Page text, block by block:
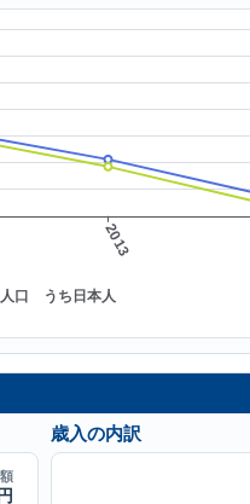
歳入の内訳